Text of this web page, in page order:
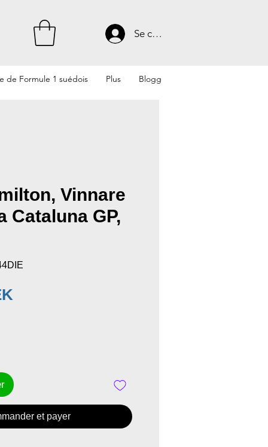
Se connecter
de Formule 1 suédois Plus Blogg
Vinnare
Cataluna GP,
et payer